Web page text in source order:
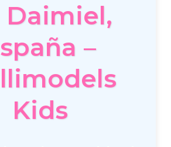
Daimiel,
–
Kids